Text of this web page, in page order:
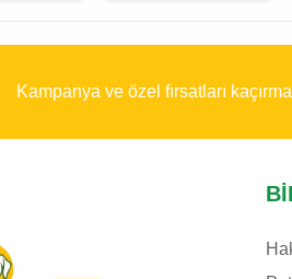
Kampanya ve özel fırsatları